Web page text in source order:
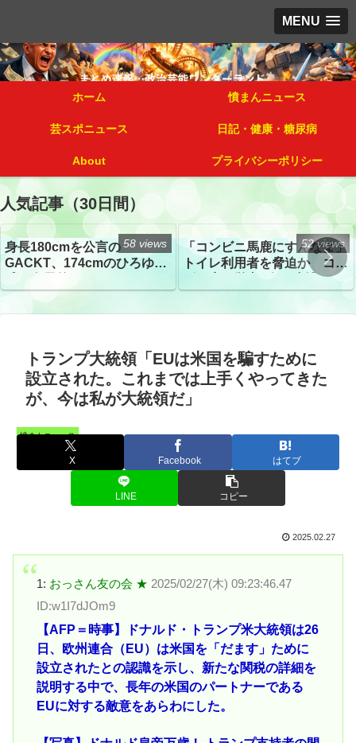
MENU
ホーム 憤まんニュース
芸スポニュース 日記・健康・糖尿病
About プライバシーポリシー
人気記事（30日間）
身長180cmを公言の
GACKT、174cmのひろゆき
トざわつき イベントでの写
真が話題
58 views
「コンビニ馬鹿にすんなよ」
トイレ利用者を脅迫か コン
52 views
トランプ大統領「EUは米国を騙すために
設立された。これまでは上手くやってきた
が、今は私が大統領だ」
憤まんニュース
X Facebook はてブ
LINE コピー
2025.02.27
1: おっさん友の会 ★ 2025/02/27(木) 09:23:46.47
ID:w1I7dJOm9
【AFP＝時事】ドナルド・トランプ米大統領は26
日、欧州連合（EU）は米国を「だます」ために
設立されたとの認識を示し、新たな関税の詳細を
説明する中で、長年の米国のパートナーである
EUに対する敵意をあらわにした。